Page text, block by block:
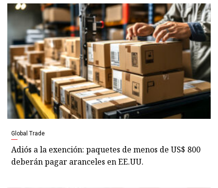
Global Trade
Adiós a la exención: paquetes de menos de US$ 800
deberán pagar aranceles en EE.UU.